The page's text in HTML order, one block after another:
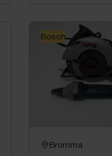
Bromma
Bosch